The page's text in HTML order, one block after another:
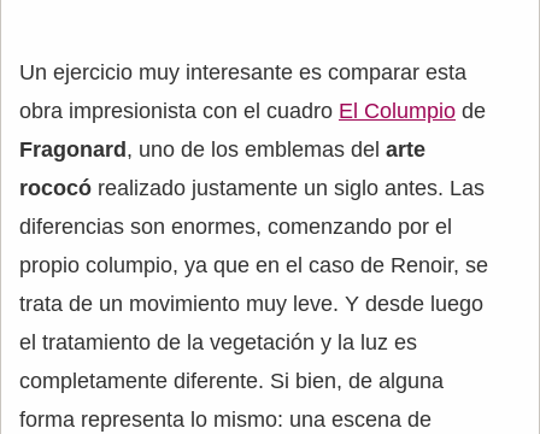
Un ejercicio muy interesante es comparar esta
obra impresionista con el cuadro El Columpio de
Fragonard , uno de los emblemas del arte
rococó realizado justamente un siglo antes. Las
diferencias son enormes, comenzando por el
propio columpio, ya que en el caso de Renoir, se
trata de un movimiento muy leve. Y desde luego
el tratamiento de la vegetación y la luz es
completamente diferente. Si bien, de alguna
forma representa lo mismo: una escena de